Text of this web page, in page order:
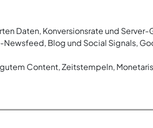
Daten, Konversionsrate und
Blog und Social Signals,
Content, Zeitstempeln,